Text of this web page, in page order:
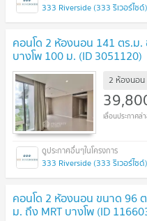
333 Riverside (333 ริเวอร์ไซด์)
คอนโด 2 ห้องนอน 141 ตร.ม.
บางโพ 100 ม. (ID 3051120)
2 ห้องนอน
333 Riverside (333 ริเวอร์ไซด์)
คอนโด 2 ห้องนอน ขนาด 96
ม. ถึง MRT บางโพ (ID